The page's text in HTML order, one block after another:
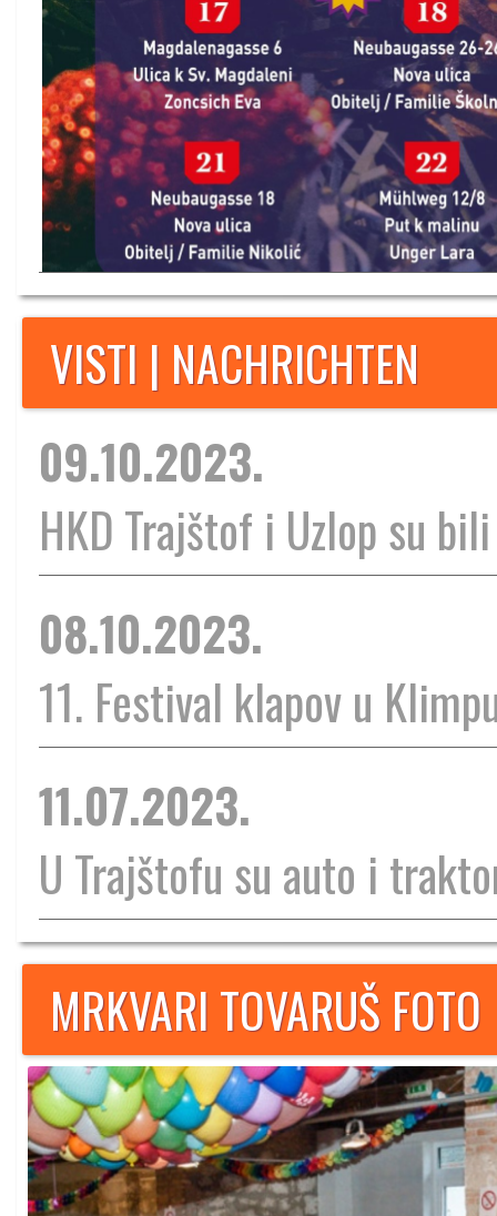
VISTI | NACHRICHTEN
09.10.2023.
HKD Trajštof i Uzlop su
08.10.2023.
11. Festival klapov u
11.07.2023.
U Trajštofu su auto i
MRKVARI TOVARUŠ FOTO